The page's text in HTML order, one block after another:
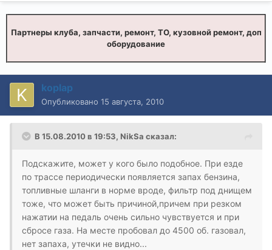
Партнеры клуба, запчасти, ремонт, ТО, кузовной ремонт, доп
оборудование
koplap
Опубликовано 15 августа, 2010
В 15.08.2010 в 19:53, NikSa сказал:
Подскажите, может у кого было подобное. При езде
по трассе периодически появляется запах бензина,
топливные шланги в норме вроде, фильтр под днищем
тоже, что может быть причиной,причем при резком
нажатии на педаль очень сильно чувствуется и при
сбросе газа. На месте пробовал до 4500 об. газовал,
нет запаха, утечки не видно...